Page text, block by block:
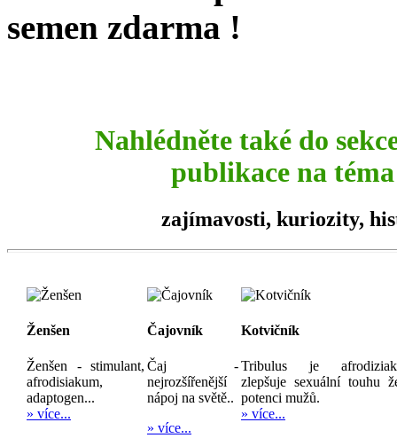
semen zdarma !
Nahlédněte také do
publikace na
zajímavosti, kuriozity,
Ženšen
Ženšen - stimulant,
afrodisiakum,
adaptogen...
» více...
Čajovník
Čaj -
nejrozšířenější
nápoj na světě..
» více...
Kotvičník
Tribulus je
zlepšuje sexuální touhu
potenci mužů.
» více...